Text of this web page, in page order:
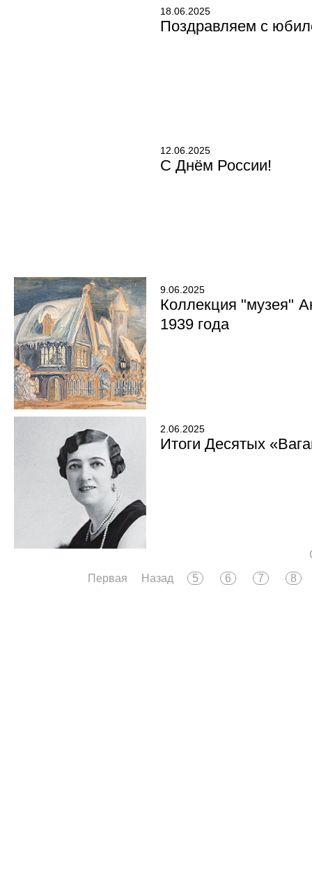
18.06.2025
Поздравляем с
12.06.2025
С Днём России!
9.06.2025
Коллекция "музея"
1939 года
2.06.2025
Итоги Десятых
Первая
Назад 5 6 7 8